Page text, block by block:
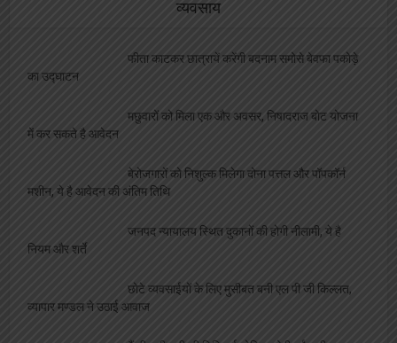
व्यवसाय
फीता काटकर छात्रायें करेंगी बदनाम समोसे बेवफा पकोड़े
का उद्घाटन
मछुवारों को मिला एक और अवसर, निषादराज बोट योजना
में कर सकते है आवेदन
बेरोजगारों को निशुल्क मिलेगा दोना पत्तल और पॉपकॉर्न
मशीन, ये है आवेदन की अंतिम तिथि
जनपद न्यायालय स्थित दुकानों की होगी नीलामी, ये है
नियम और शर्ते
छोटे व्यवसाईयों के लिए मुसीबत बनी एल पी जी किल्लत,
व्यापार मण्डल ने उठाई आवाज